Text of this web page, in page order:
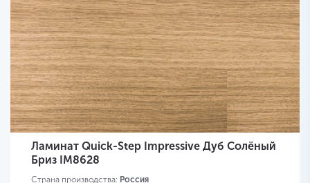
Ламинат Quick-Step Impressive Дуб Солёный
Бриз IM8628
Страна производства: Россия